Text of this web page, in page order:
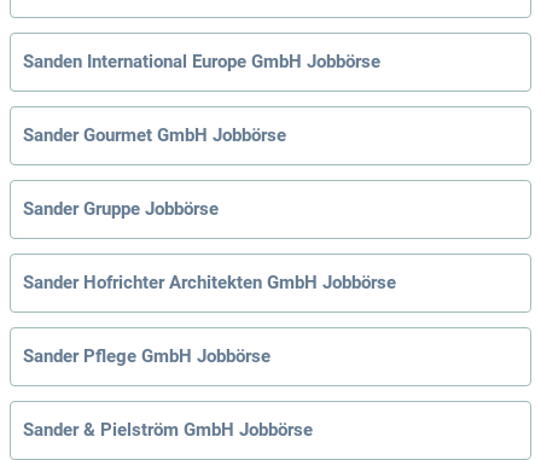
Sanden International Europe GmbH Jobbörse
Sander Gourmet GmbH Jobbörse
Sander Gruppe Jobbörse
Sander Hofrichter Architekten GmbH Jobbörse
Sander Pflege GmbH Jobbörse
Sander & Pielström GmbH Jobbörse